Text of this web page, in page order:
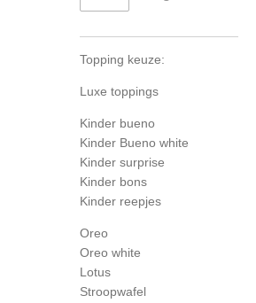
Topping keuze:
Luxe toppings
Kinder bueno
Kinder Bueno white
Kinder surprise
Kinder bons
Kinder reepjes
Oreo
Oreo white
Lotus
Stroopwafel